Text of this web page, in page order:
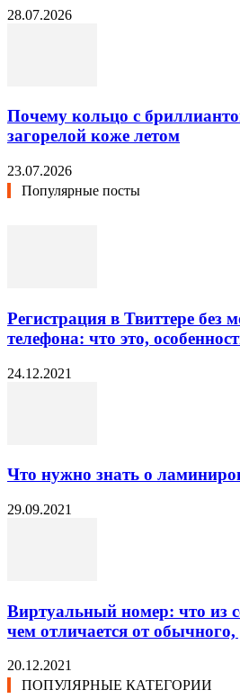
28.07.2026
Почему кольцо с
загорелой коже летом
23.07.2026
Популярные посты
Регистрация в Твиттере без
телефона: что это,
24.12.2021
Что нужно знать о
29.09.2021
Виртуальный номер: что из
чем отличается от обычного,
20.12.2021
ПОПУЛЯРНЫЕ КАТЕГОРИИ